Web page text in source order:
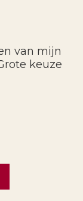
van mijn
keuze